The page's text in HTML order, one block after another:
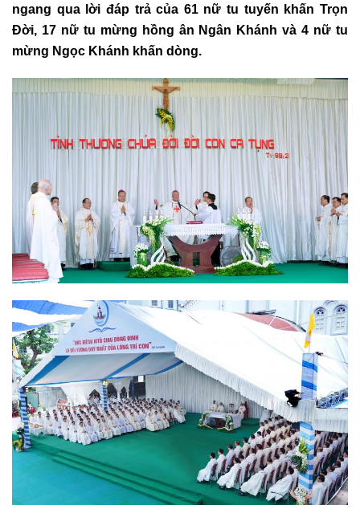
ngang qua lời đáp trả của 61 nữ tu tuyến khấn Trọn
Đời, 17 nữ tu mừng hồng ân Ngân Khánh và 4 nữ tu
mừng Ngọc Khánh khấn dòng.